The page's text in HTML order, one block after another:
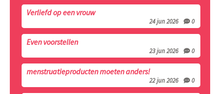
Verliefd op een vrouw
24 jun 2026 0
Even voorstellen
23 jun 2026 0
menstruatieproducten moeten anders!
22 jun 2026 0